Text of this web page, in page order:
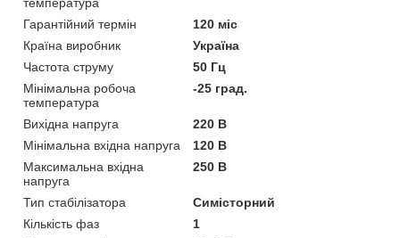
Гарантійний термін
120 міс
Країна виробник
Україна
Частота струму
50 Гц
Мінімальна робоча
температура
-25 град.
Вихідна напруга
220 В
Мінімальна вхідна напруга
120 В
Максимальна вхідна
напруга
250 В
Тип стабілізатора
Симісторний
Кількість фаз
1